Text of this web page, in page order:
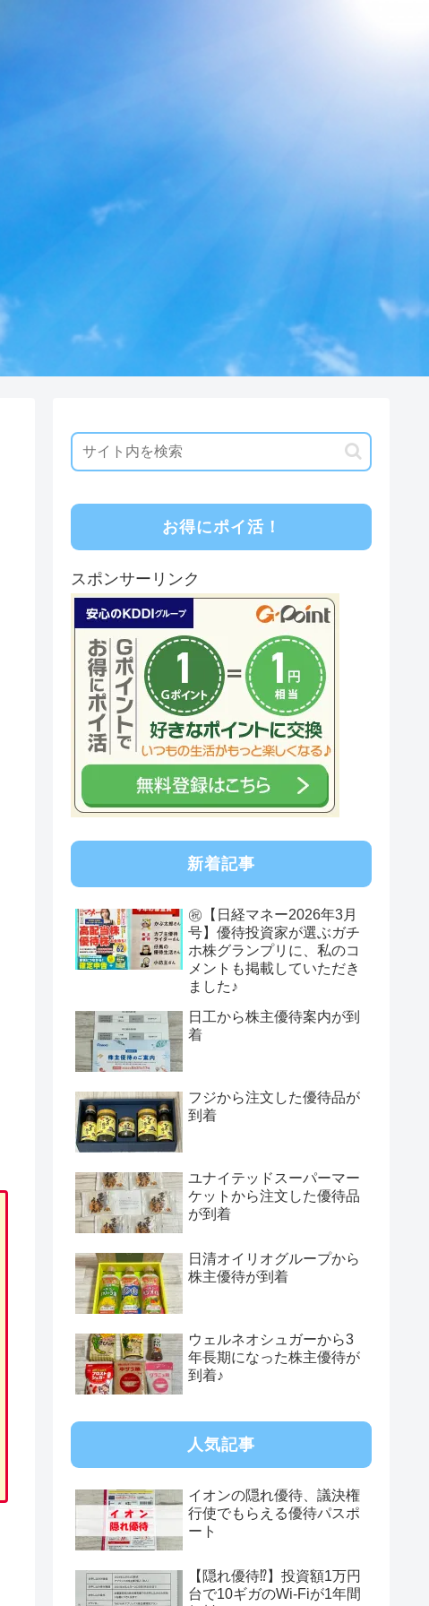
お得にポイ活！
スポンサーリンク
新着記事
㊗【日経マネー2026年3月
号】優待投資家が選ぶガチ
ホ株グランプリに、私のコ
メントも掲載していただき
ました♪
日工から株主優待案内が到
着
フジから注文した優待品が
到着
ユナイテッドスーパーマー
ケットから注文した優待品
が到着
日清オイリオグループから
株主優待が到着
ウェルネオシュガーから3
年長期になった株主優待が
到着♪
人気記事
イオンの隠れ優待、議決権
行使でもらえる優待パスポ
ート
【隠れ優待⁉︎】投資額1万円
台で10ギガのWi-Fiが1年間